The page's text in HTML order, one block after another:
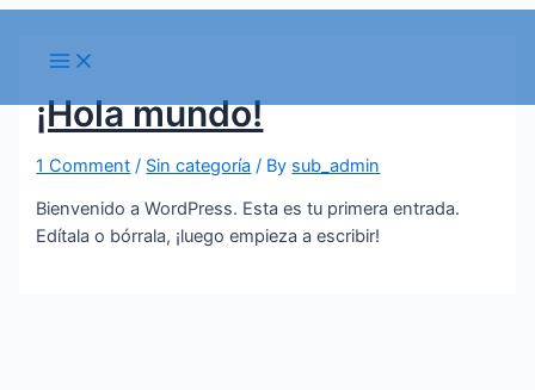
Main
Menu
¡Hola mundo!
1 Comment / Sin categoría / By sub_admin
Bienvenido a WordPress. Esta es tu primera entrada.
Edítala o bórrala, ¡luego empieza a escribir!